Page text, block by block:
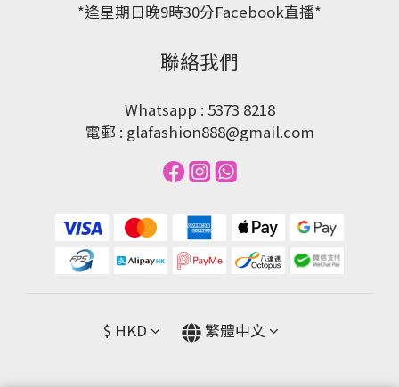
*逢星期日晚9時30分Facebook直播*
聯絡我們
Whatsapp : 5373 8218
電郵 : glafashion888@gmail.com
$ HKD 繁體中文